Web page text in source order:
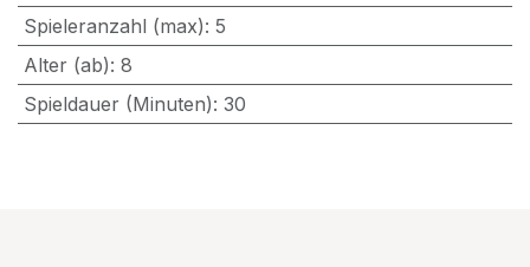
Spieleranzahl (max): 5
Alter (ab): 8
Spieldauer (Minuten): 30